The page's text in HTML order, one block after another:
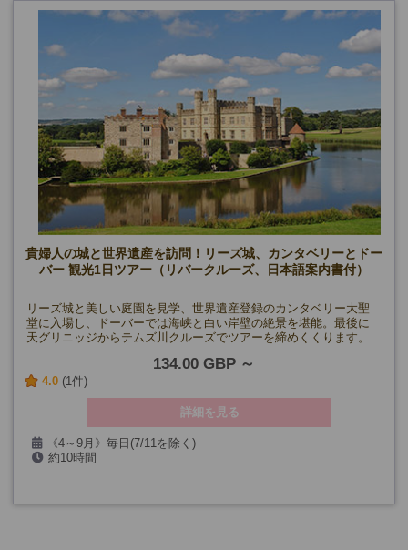
貴婦人の城と世界遺産を訪問！リーズ城、カンタベリーとドー
バー 観光1日ツアー（リバークルーズ、日本語案内書付）
リーズ城と美しい庭園を見学、世界遺産登録のカンタベリー大聖
堂に入場し、ドーバーでは海峡と白い岸壁の絶景を堪能。最後に
天グリニッジからテムズ川クルーズでツアーを締めくくります。
134.00 GBP
4.0 (1件)
詳細を見る
《4～9月》毎日(7/11を除く)
《10月》:月・水・金・日曜日
約10時間